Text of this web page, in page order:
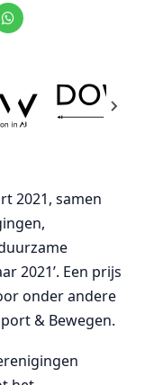
2021, samen
2021’. Een prijs
onder andere
& Bewegen.